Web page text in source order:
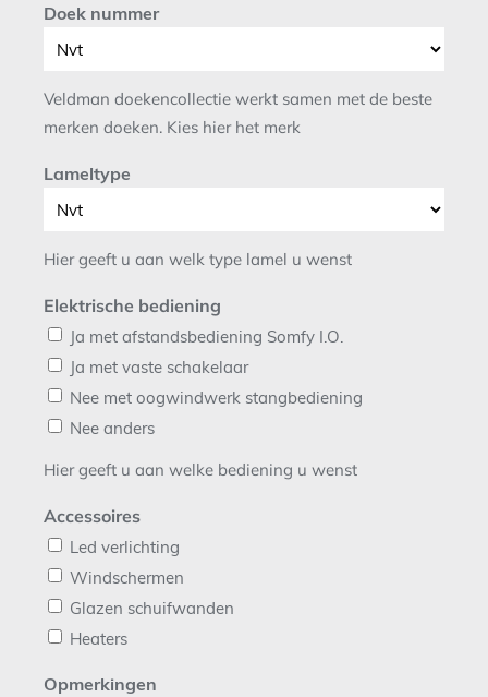
Doek nummer
Veldman doekencollectie werkt samen met de beste
merken doeken. Kies hier het merk
Lameltype
Hier geeft u aan welk type lamel u wenst
Elektrische bediening
Ja met afstandsbediening Somfy I.O.
Ja met vaste schakelaar
Nee met oogwindwerk stangbediening
Nee anders
Hier geeft u aan welke bediening u wenst
Accessoires
Led verlichting
Windschermen
Glazen schuifwanden
Heaters
Opmerkingen